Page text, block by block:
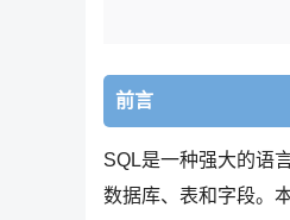
前言
SQL是一种强大的语
数据库、表和字段。